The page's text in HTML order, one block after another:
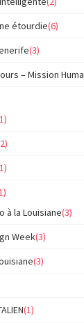
étourdie(6)
(3)
– Mission
à la Louisiane(3)
Week(3)
(3)
(1)